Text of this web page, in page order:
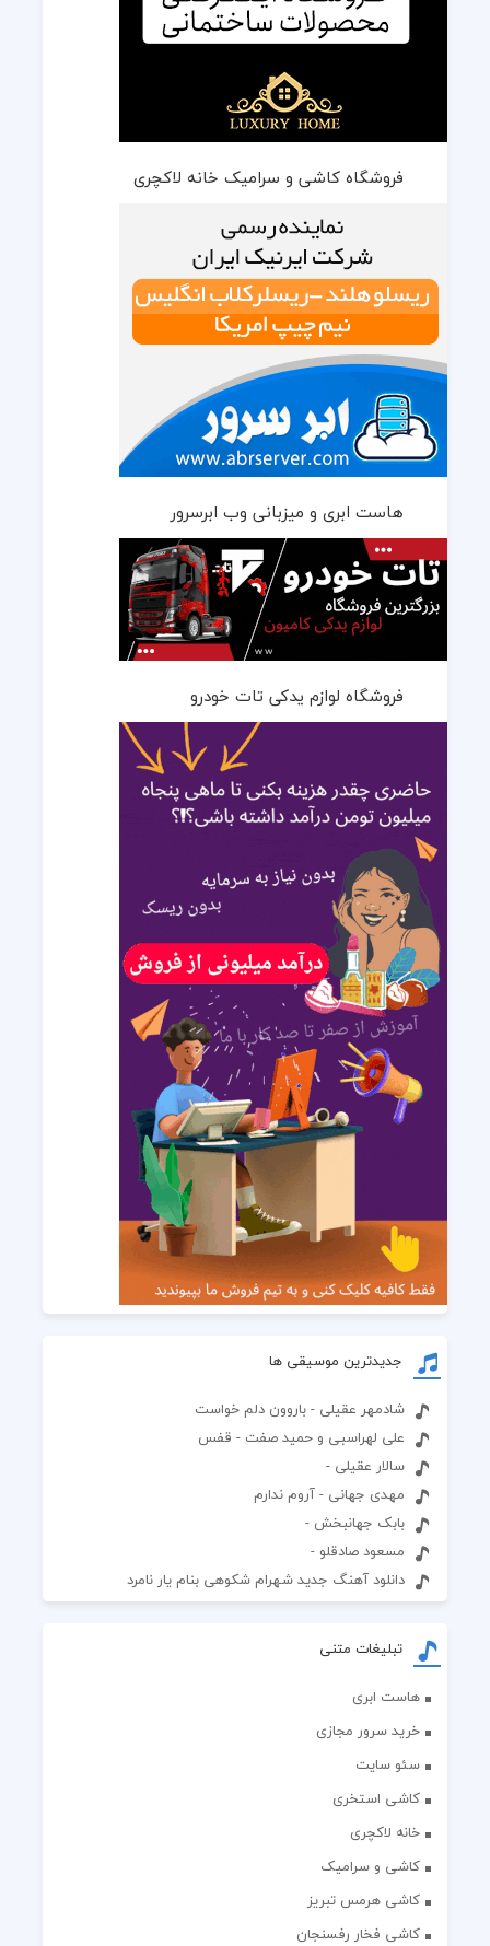
فروشگاه کاشی و سرامیک خانه لاکچری
هاست ابری و میزبانی وب ابرسرور
فروشگاه لوازم یدکی تات خودرو
جدیدترین موسیقی ها
شادمهر عقیلی - باروون دلم خواست
علی لهراسبی و حمید صفت - قفس
سالار عقیلی -
مهدی جهانی - آروم ندارم
بابک جهانبخش -
مسعود صادقلو -
دانلود آهنگ جدید شهرام شکوهی بنام یار نامرد
تبلیغات متنی
هاست ابری
خرید سرور مجازی
سئو سایت
کاشی استخری
خانه لاکچری
کاشی و سرامیک
کاشی هرمس تبریز
کاشی فخار رفسنجان